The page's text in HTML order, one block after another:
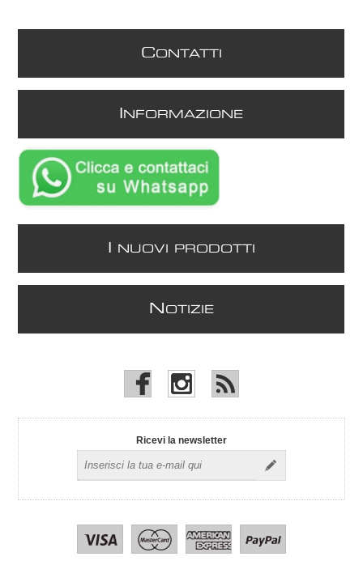
CONTATTI
NFORMAZIONE
NUOVI PRODOTTI
N OTIZIE
Ricevi la newsletter